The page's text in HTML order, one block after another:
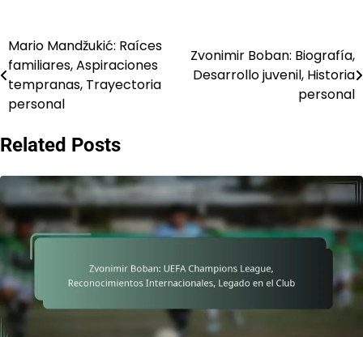
Post
navigation
Mario Mandžukić: Raíces
familiares, Aspiraciones
tempranas, Trayectoria
personal
Zvonimir Boban: Biografía,
Desarrollo juvenil, Historia
personal
Related Posts